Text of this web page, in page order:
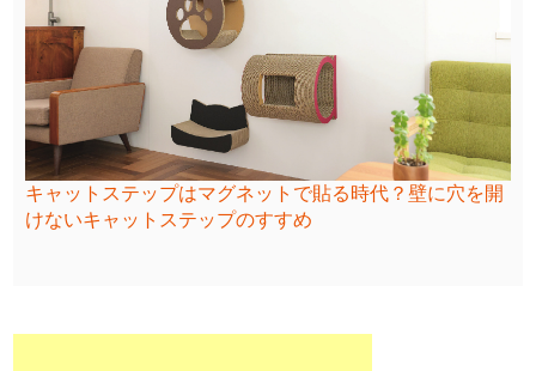
キャットステップはマグネットで貼る時代？壁に穴を開
けないキャットステップのすすめ